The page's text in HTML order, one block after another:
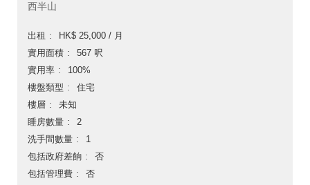
西半山
出租
HK$ 25,000 / 月
實用面積
567 呎
實用率
100%
樓盤類型
住宅
樓層
未知
睡房數量
2
洗手間數量
1
包括政府差餉
否
包括管理費
否